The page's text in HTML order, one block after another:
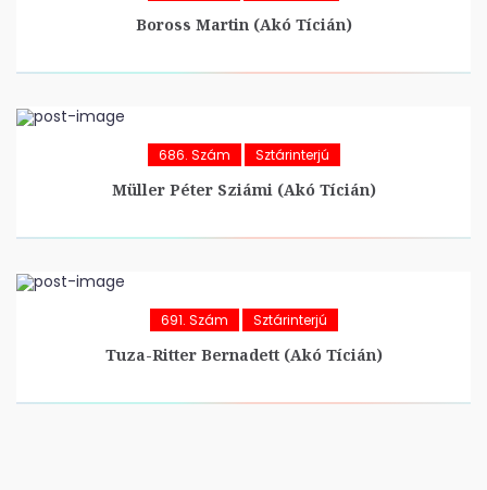
Boross Martin (Akó Tícián)
686. Szám Sztárinterjú
Müller Péter Sziámi (Akó Tícián)
691. Szám Sztárinterjú
Tuza-Ritter Bernadett (Akó Tícián)